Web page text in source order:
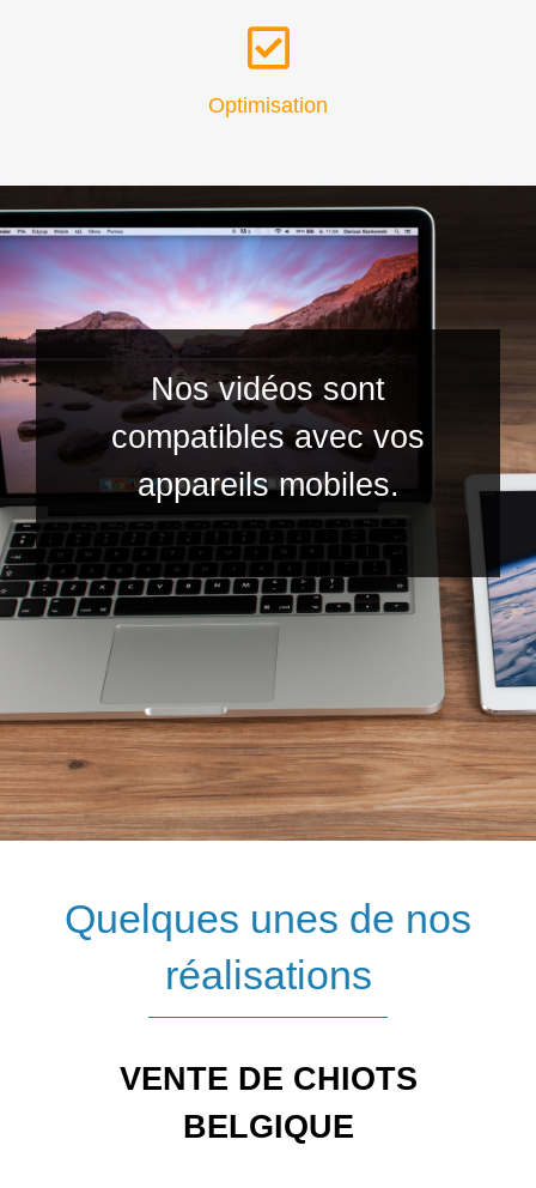
Optimisation
Nos vidéos sont
compatibles avec vos
appareils mobiles.
Quelques unes de nos
réalisations
VENTE DE CHIOTS
BELGIQUE